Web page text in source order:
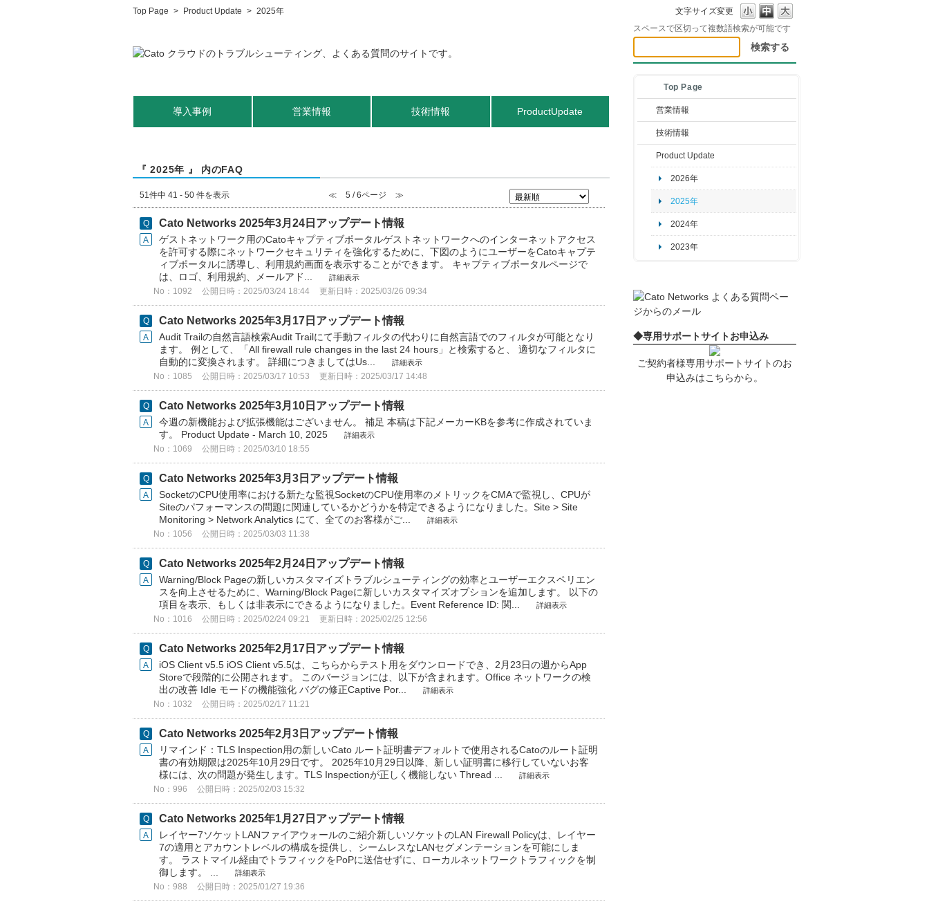
文字サイズ変更
Top Page > Product Update > 2025年
スペースで区切って複数語検索が可能です
Top Page
営業情報
技術情報
Product Update
2026年
2025年
2024年
2023年
◆専用サポートサイトお申込み
ご契約者様専用サポートサイトのお
申込みはこちらから。
導入事例 営業情報 技術情報 ProductUpdate
『 2025年 』 内のFAQ
51件中 41 - 50 件を表示 ≪ 5 / 6ページ ≫
Cato Networks 2025年3月24日アップデート情報
ゲストネットワーク用のCatoキャプティブポータルゲストネットワークへのインターネットアクセス
を許可する際にネットワークセキュリティを強化するために、下図のようにユーザーをCatoキャプテ
ィブポータルに誘導し、​利用規約画面を表示することができます。 キャプティブポータルページで
は、​ロゴ、利用規約、メールアド...
詳細表示
No：1092 公開日時：2025/03/24 18:44 更新日時：2025/03/26 09:34
Cato Networks 2025年3月17日アップデート情報
Audit Trailの自然言語検索Audit Trailにて手動フィルタの代わりに自然言語でのフィルタが可能となり
ます。 例として、「All firewall rule changes in the last 24 hours」と検索すると、 適切なフィルタに
自動的に変換されます。 詳細につきましてはUs...
詳細表示
No：1085 公開日時：2025/03/17 10:53 更新日時：2025/03/17 14:48
Cato Networks 2025年3月10日アップデート情報
今週の新機能および拡張機能はございません。 補足 本稿は下記メーカーKBを参考に作成されていま
す。 Product Update - March 10, 2025
詳細表示
No：1069 公開日時：2025/03/10 18:55
Cato Networks 2025年3月3日アップデート情報
SocketのCPU使用率における新たな監視​SocketのCPU使用率のメトリックをCMAで監視し、CPUが
Siteのパフォーマンスの問題に関連しているかどうかを特定できるようになりました。​Site > Site
Monitoring > Network Analytics にて、全てのお客様がご...
詳細表示
No：1056 公開日時：2025/03/03 11:38
Cato Networks 2025年2月24日アップデート情報
Warning/Block Pageの新しいカスタマイズトラブルシューティングの効率とユーザーエクスペリエン
スを向上させるために、Warning/Block Pageに新しいカスタマイズオプションを追加します。 以下の
項目を表示、もしくは非表示にできるようになりました。Event Reference ID: 関...
詳細表示
No：1016 公開日時：2025/02/24 09:21 更新日時：2025/02/25 12:56
Cato Networks 2025年2月17日アップデート情報
iOS Client v5.5 iOS Client v5.5は、こちらからテスト用をダウンロードでき、2月23日の週からApp
Storeで段階的に公開されます。 このバージョンには、以下が含まれます。Office ネットワークの検
出の改善 Idle モードの機能強化 バグの修正​Captive Por...
詳細表示
No：1032 公開日時：2025/02/17 11:21
Cato Networks 2025年2月3日アップデート情報
リマインド：TLS Inspection用の新しいCato ルート証明書デフォルトで使用されるCatoのルート証明
書の有効期限は2025年10月29日です。 2025年10月29日以降、新しい証明書に移行していないお客
様には、次の問題が発生します。TLS Inspectionが正しく機能しない Thread ...
詳細表示
No：996 公開日時：2025/02/03 15:32
Cato Networks 2025年1月27日アップデート情報
レイヤー7ソケットLANファイアウォールのご紹介新しいソケットのLAN Firewall Policyは、レイヤー
7の適用とアカウントレベルの構成を提供し、シームレスなLANセグメンテーションを可能にしま
す。 ラストマイル経由でトラフィックをPoPに送信せずに、ローカルネットワークトラフィックを制
御します。 ...
詳細表示
No：988 公開日時：2025/01/27 19:36